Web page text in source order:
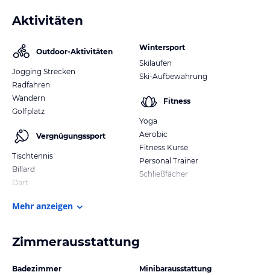
Aktivitäten
Outdoor-Aktivitäten
Jogging Strecken
Radfahren
Wandern
Golfplatz
Vergnügungssport
Tischtennis
Billard
Dart
Wintersport
Skilaufen
Ski-Aufbewahrung
Fitness
Yoga
Aerobic
Fitness Kurse
Personal Trainer
Schließfächer
Mehr anzeigen
Zimmerausstattung
Badezimmer
Minibarausstattung